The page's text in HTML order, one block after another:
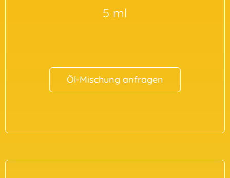
5 ml
Öl-Mischung anfragen